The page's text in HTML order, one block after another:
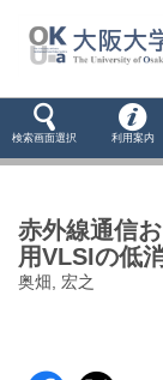
検索画面選択 利用案内
赤外線通信
用VLSIの低
奥畑, 宏之